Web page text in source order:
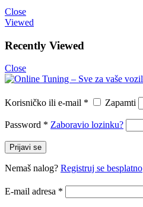
Close
Viewed
Recently Viewed
Close
Korisničko ili e-mail * Zapamti
Password * Zaboravio lozinku?
Prijavi se
Nemaš nalog? Registruj se besplatno
E-mail adresa *